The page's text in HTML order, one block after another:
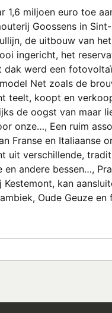
1,6 miljoen euro toe
Goossens in
de uitbouw van
ingericht, het
werd een
Net zoals de
teelt, koopt en
de oogst van maar
onze…, Een ruim
en Italiaanse
uit verschillende,
andere bessen…,
kan
Oude Geuze